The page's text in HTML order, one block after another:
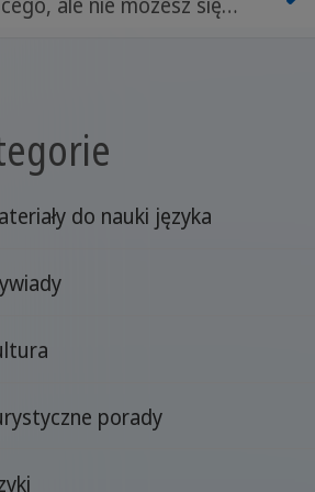
się zniechęcić wieloma
na drogich kursach i
książkami? Chcesz zyskać
umiejętności, aby
swoją wartość na
pracy, ale nie masz czasu i
aby się przemęczać? To
W tym artykule
najłatwiej przyswoić, i
do nauki języka
porady